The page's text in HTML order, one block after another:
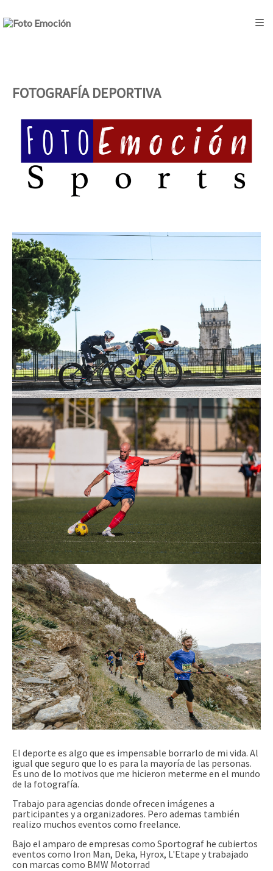
FOTOGRAFÍA DEPORTIVA
El deporte es algo que es impensable borrarlo de mi vida. Al
igual que seguro que lo es para la mayoría de las personas.
Es uno de lo motivos que me hicieron meterme en el mundo
de la fotografía.
Trabajo para agencias donde ofrecen imágenes a
participantes y a organizadores. Pero ademas también
realizo muchos eventos como freelance.
Bajo el amparo de empresas como Sportograf he cubiertos
eventos como Iron Man, Deka, Hyrox, L'Etape y trabajado
con marcas como BMW Motorrad